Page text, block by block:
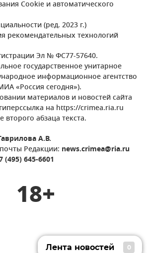
Cookie и автоматического
(ред. 2023 г.)
рекомендательных технологий
Эл № ФС77-57640.
государственное унитарное
информационное агентство
«Россия сегодня»).
материалов и новостей сайта
на https://crimea.ria.ru
второго абзаца текста.
А.В.
Редакции: news.crimea@ria.ru
(495) 645-6601
18+
Лента новостей 0